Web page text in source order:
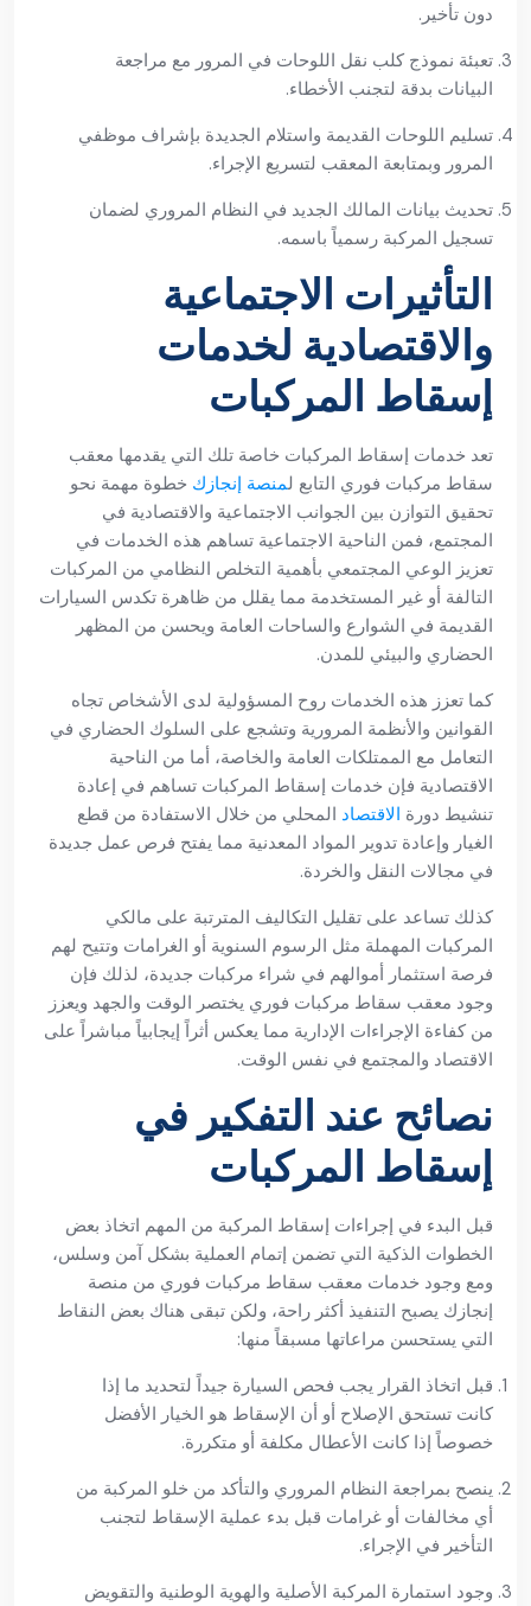
دون تأخير.
تعبئة نموذج كلب نقل اللوحات في المرور مع مراجعة
البيانات بدقة لتجنب الأخطاء.
تسليم اللوحات القديمة واستلام الجديدة بإشراف موظفي
المرور وبمتابعة المعقب لتسريع الإجراء.
تحديث بيانات المالك الجديد في النظام المروري لضمان
تسجيل المركبة رسمياً باسمه.
التأثيرات الاجتماعية
والاقتصادية لخدمات
إسقاط المركبات
تعد خدمات إسقاط المركبات خاصة تلك التي يقدمها معقب
سقاط مركبات فوري التابع لمنصة إنجازك خطوة مهمة نحو
تحقيق التوازن بين الجوانب الاجتماعية والاقتصادية في
المجتمع، فمن الناحية الاجتماعية تساهم هذه الخدمات في
تعزيز الوعي المجتمعي بأهمية التخلص النظامي من المركبات
التالفة أو غير المستخدمة مما يقلل من ظاهرة تكدس السيارات
القديمة في الشوارع والساحات العامة ويحسن من المظهر
الحضاري والبيئي للمدن.
كما تعزز هذه الخدمات روح المسؤولية لدى الأشخاص تجاه
القوانين والأنظمة المرورية وتشجع على السلوك الحضاري في
التعامل مع الممتلكات العامة والخاصة، أما من الناحية
الاقتصادية فإن خدمات إسقاط المركبات تساهم في إعادة
تنشيط دورة الاقتصاد المحلي من خلال الاستفادة من قطع
الغيار وإعادة تدوير المواد المعدنية مما يفتح فرص عمل جديدة
في مجالات النقل والخردة.
كذلك تساعد على تقليل التكاليف المترتبة على مالكي
المركبات المهملة مثل الرسوم السنوية أو الغرامات وتتيح لهم
فرصة استثمار أموالهم في شراء مركبات جديدة، لذلك فإن
وجود معقب سقاط مركبات فوري يختصر الوقت والجهد ويعزز
من كفاءة الإجراءات الإدارية مما يعكس أثراً إيجابياً مباشراً على
الاقتصاد والمجتمع في نفس الوقت.
نصائح عند التفكير في
إسقاط المركبات
قبل البدء في إجراءات إسقاط المركبة من المهم اتخاذ بعض
الخطوات الذكية التي تضمن إتمام العملية بشكل آمن وسلس،
ومع وجود خدمات معقب سقاط مركبات فوري من منصة
إنجازك يصبح التنفيذ أكثر راحة، ولكن تبقى هناك بعض النقاط
التي يستحسن مراعاتها مسبقاً منها:
قبل اتخاذ القرار يجب فحص السيارة جيداً لتحديد ما إذا
كانت تستحق الإصلاح أو أن الإسقاط هو الخيار الأفضل
خصوصاً إذا كانت الأعطال مكلفة أو متكررة.
ينصح بمراجعة النظام المروري والتأكد من خلو المركبة من
أي مخالفات أو غرامات قبل بدء عملية الإسقاط لتجنب
التأخير في الإجراء.
وجود استمارة المركبة الأصلية والهوية الوطنية والتقويض